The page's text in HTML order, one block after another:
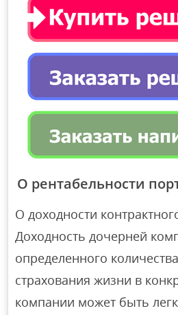
О рентабельности
О доходности
Доходность дочерней
определенного
страхования жизни в
компании может быть